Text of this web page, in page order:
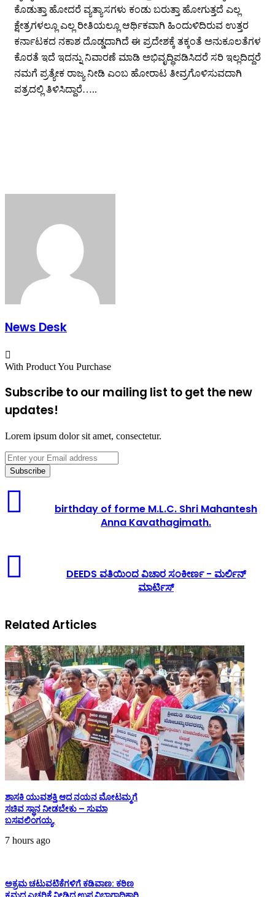
ಕೊಡುತ್ತಾ ಹೋದರೆ ವ್ಯತ್ಯಾಸಗಳು ಕಂಡು ಬರುತ್ತಾ ಹೋಗುತ್ತದೆ ಎಲ್ಲ
ಕ್ಷೇತ್ರಗಳಲ್ಲೂ ಎಲ್ಲ ರೀತಿಯಲ್ಲೂ ಆರ್ಥಿಕವಾಗಿ ಹಿಂದುಳಿದಿರುವ ಉತ್ತರ
ಕರ್ನಾಟಕದ ನಕಾಶ ದೊಡ್ಡದಾಗಿದೆ ಈ ಪ್ರದೇಶಕ್ಕೆ ತಕ್ಕಂತೆ ಅನುಕೂಲತೆಗಳ
ಕೊರತೆ ಇದೆ ಇದನ್ನು ನಿವಾರಣೆ ಮಾಡಿ ಅಭಿವೃದ್ಧಿಪಡಿಸಿದರೆ ಸರಿ ಇಲ್ಲದಿದ್ದರೆ
ನಮಗೆ ಪ್ರತ್ಯೇಕ ರಾಜ್ಯ ನೀಡಿ ಎಂಬ ಹೋರಾಟ ತೀವ್ರಗೊಳಿಸುವದಾಗಿ
ಪತ್ರದಲ್ಲಿ ತಿಳಿಸಿದ್ದಾರೆ…..
News Desk
With Product You Purchase
Subscribe to our mailing list to get the new
updates!
Lorem ipsum dolor sit amet, consectetur.
Enter
your
Email
address
birthday of forme M.L.C. Shri Mahantesh
Anna Kavathagimath.
DEEDS ವತಿಯಿಂದ ವಿಚಾರ ಸಂಕೀರ್ಣ - ಮರ್ಲಿನ್
ಮಾರ್ಟಿಸ್
Related Articles
ಶಾಸಕಿ ಯುವಶಕ್ತಿ ಆದ ನಯನ ಮೋಟಮ್ಮಗೆ
ಸಚಿವ ಸ್ಥಾನ ನೀಡಬೇಕು – ಸುಮಾ
ಬಸವಲಿಂಗಯ್ಯ.
7 hours ago
ಅಕ್ರಮ ಚಟುವಟಿಕೆಗಳಿಗೆ ಕಡಿವಾಣ: ಕಠಿಣ